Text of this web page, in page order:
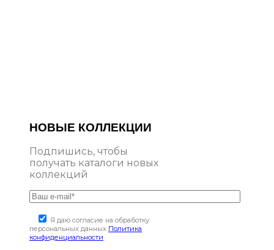
НОВЫЕ КОЛЛЕКЦИИ
Подпишись, чтобы
получать каталоги новых
коллекций
Я даю согласие на обработку
персональных данных Политика
конфиденциальности